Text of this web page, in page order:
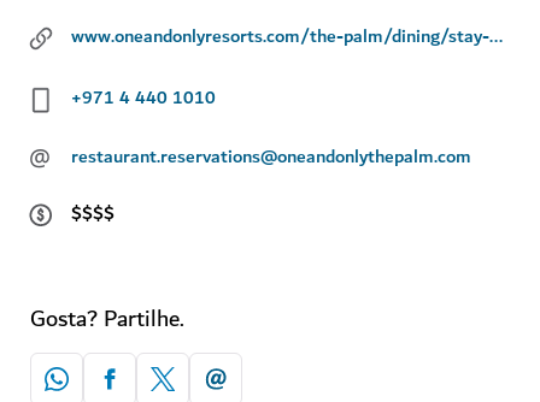
www.oneandonlyresorts.com/the-palm/dining/stay-by-yannick-alleno
+971 4 440 1010
@
restaurant.reservations@oneandonlythepalm.com
$$$$
Gosta? Partilhe.